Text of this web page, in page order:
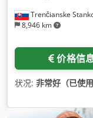
Trenčianske
8,946 km
价格信
状况: 非常好（已使用